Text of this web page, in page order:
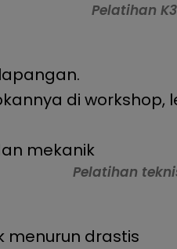
Pelatihan
di workshop,
mekanik
Pelatihan
menurun drastis